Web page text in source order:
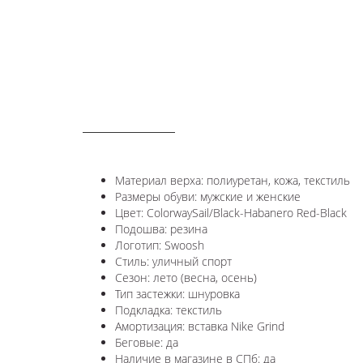
Материал верха: полиуретан, кожа, текстиль
Размеры обуви: мужские и женские
Цвет: ColorwaySail/Black-Habanero Red-Black
Подошва: резина
Логотип: Swoosh
Стиль: уличный спорт
Сезон: лето (весна, осень)
Тип застежки: шнуровка
Подкладка: текстиль
Амортизация: вставка Nike Grind
Беговые: да
Наличие в магазине в СПб: да